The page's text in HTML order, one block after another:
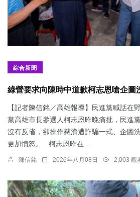
綜合新聞
綠營要求向陳時中道歉柯志恩嗆企圖
【記者陳信銘／高雄報導】民進黨喊話在
黨高雄市長參選人柯志恩昨晚痛批，民進
沒有反省，卻操作慈濟遭詐騙一式、企圖
更加憤怒。 柯志恩昨在...
陳信銘 2026年八月08日 2,003 觀